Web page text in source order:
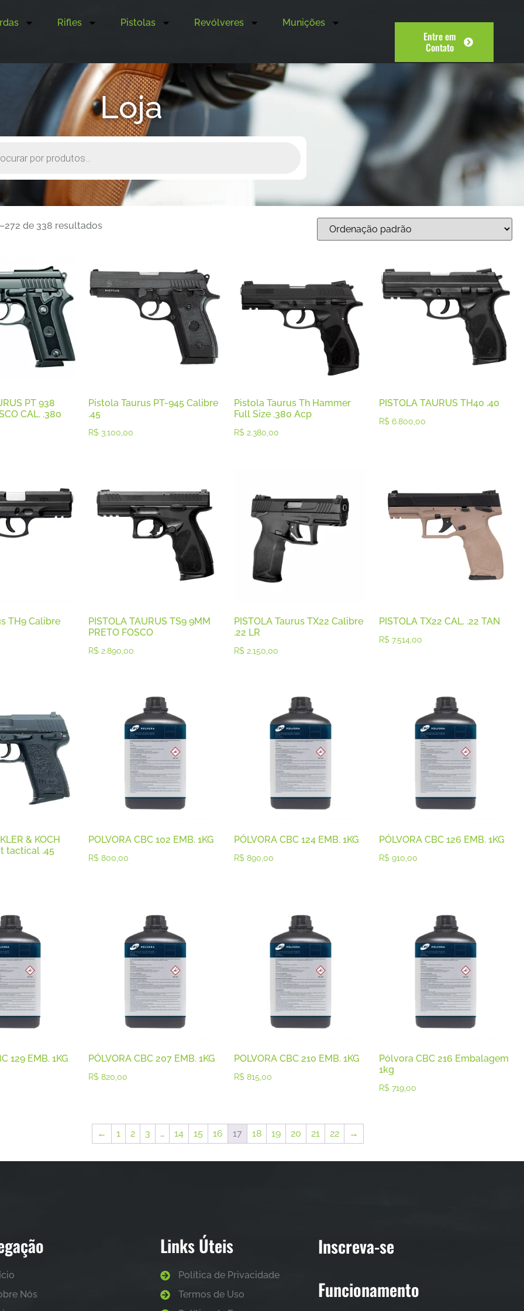
Rifles Pistolas Revólveres Munições
Entre em
Contato
Loja
de 338 resultados
PT 938
CAL. .380
Pistola Taurus PT-945 Calibre
.45
R$ 3.100,00
Pistola Taurus Th Hammer
Full Size .380 Acp
R$ 2.380,00
PISTOLA TAURUS TH40 .40
R$ 6.800,00
TH9 Calibre
PISTOLA TAURUS TS9 9MM
PRETO FOSCO
R$ 2.890,00
PISTOLA Taurus TX22 Calibre
.22 LR
R$ 2.150,00
PISTOLA TX22 CAL. .22 TAN
R$ 7.514,00
& KOCH
tactical .45
POLVORA CBC 102 EMB. 1KG
R$ 800,00
PÓLVORA CBC 124 EMB. 1KG
R$ 890,00
PÓLVORA CBC 126 EMB. 1KG
R$ 910,00
129 EMB. 1KG PÓLVORA CBC 207 EMB. 1KG
R$ 820,00
POLVORA CBC 210 EMB. 1KG
R$ 815,00
Pólvora CBC 216 Embalagem
1kg
R$ 719,00
← 1 2 3 … 14 15 16 17 18 19 20 21 22 →
Nós
Links Úteis
Política de Privacidade
Termos de Uso
Inscreva-se
Funcionamento